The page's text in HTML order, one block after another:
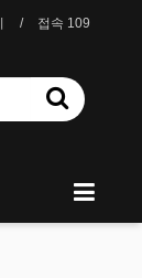
접속 109